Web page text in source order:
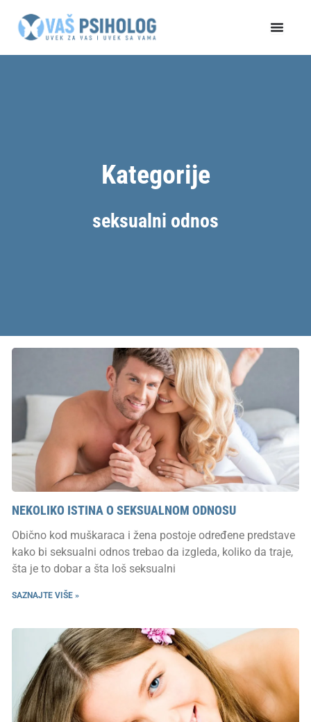
Kategorije
seksualni odnos
NEKOLIKO ISTINA O SEKSUALNOM ODNOSU
Obično kod muškaraca i žena postoje određene predstave
kako bi seksualni odnos trebao da izgleda, koliko da traje,
šta je to dobar a šta loš seksualni
SAZNAJTE VIŠE »